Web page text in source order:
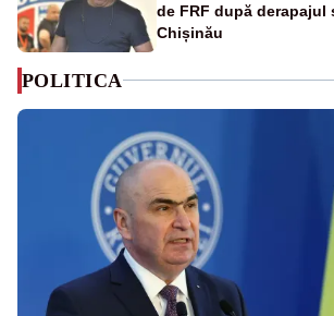
de FRF după derapajul
Chișinău
POLITICA